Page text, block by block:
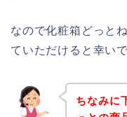
なので化粧箱どっと
ていただけると幸いで
ちなみに